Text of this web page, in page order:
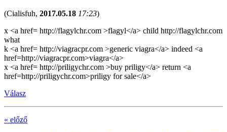
(Cialisfuh, 2017.05.18 17:23)
x <a href= http://flagylchr.com >flagyl</a> child http://flagylchr.com
what
k <a href= http://viagracpr.com >generic viagra</a> indeed <a
href=http://viagracpr.com>viagra</a>
x <a href= http://priligychr.com >buy priligy</a> return <a
href=http://priligychr.com>priligy for sale</a>
Válasz
« előző